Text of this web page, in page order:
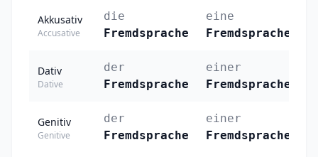
Akkusativ
Accusative
die
Fremdsprache
eine
Fremdsprache
Dativ
Dative
der
Fremdsprache
einer
Fremdsprache
Genitiv
Genitive
der
Fremdsprache
einer
Fremdsprache